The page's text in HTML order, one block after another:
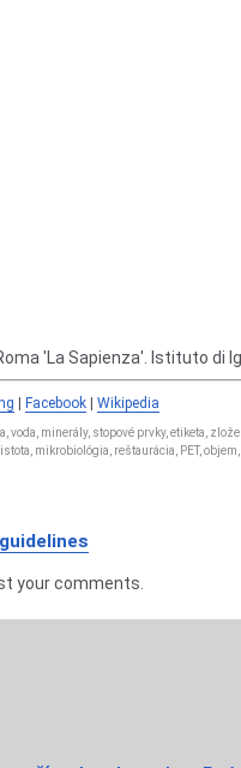
'La Sapienza'. Istituto di
Facebook Wikipedia
voda, minerály, stopové prvky, etiketa,
mikrobiológia, reštaurácia, PET,
your comments.